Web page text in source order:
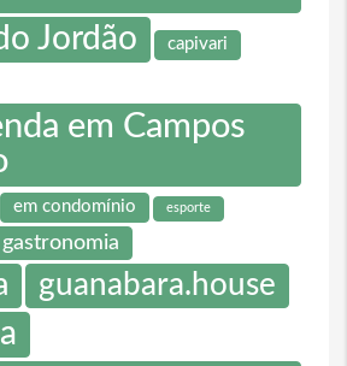
Jordão capivari
em Campos
em condomínio esporte
gastronomia
guanabara.house